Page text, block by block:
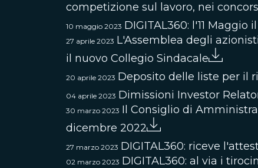
competizione sul lavoro, nei
10 maggio 2023 DIGITAL360: l'11
27 aprile 2023 L'Assemblea degli
il nuovo Collegio Sindacale
20 aprile 2023 Deposito delle liste per il
04 aprile 2023 Dimissioni Investor
30 marzo 2023 Il Consiglio di
dicembre 2022
27 marzo 2023 DIGITAL360: riceve
02 marzo 2023 DIGITAL360: al via i